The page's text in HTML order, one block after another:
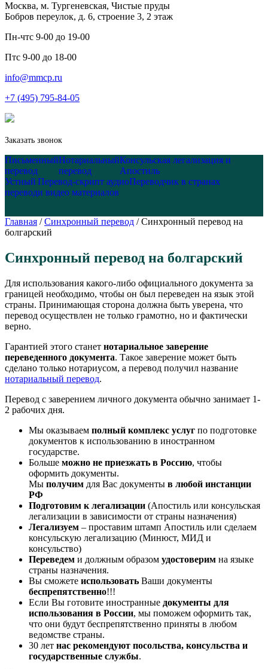
Москва, м. Тургеневская, Чистые пруды
Бобров переулок, д. 6, строение 3, 2 этаж
Пн-чтс 9-00 до 19-00
Птс 9-00 до 18-00
info@mmcp.ru
+7 (495) 795-84-05
Заказать звонок
Письменный
перевод
Нотариальный
перевод
Консульская легализация и
Апостиль
Устный
перевод
Перевод-скрипт аудио
и видео материалов
Переводчик в странах
Главная / Синхронный перевод / Синхронный перевод на
болгарский
Синхронный перевод на болгарский
Для использования какого-либо официального документа за
границей необходимо, чтобы он был переведен на язык этой
страны. Принимающая сторона должна быть уверена, что
перевод осуществлен не только грамотно, но и фактически
верно.
Гарантией этого станет нотариальное заверение
переведенного документа. Такое заверение может быть
сделано только нотариусом, а перевод получил название
нотариальный перевод.
Перевод с заверением личного документа обычно занимает 1-
2 рабочих дня.
Мы оказываем полный комплекс услуг по подготовке
документов к использованию в иностранном
государстве.
Больше можно не приезжать в Россию, чтобы
оформить документы.
Мы получим для Вас документы в любой инстанции
РФ
Подготовим к легализации (Апостиль или консульская
легализации в зависимости от страны назначения)
Легализуем – проставим штамп Апостиль или сделаем
консульскую легализацию (Минюст, МИД и
консульство)
Переведем и должным образом удостоверим на языке
страны назначения.
Вы сможете использовать Ваши документы
беспрепятственно!!!
Если Вы готовите иностранные документы для
использования в России, мы поможем оформить так,
что они будут беспрепятственно приняты в любом
ведомстве страны.
30 лет нас рекомендуют посольства, консульства и
государственные службы.